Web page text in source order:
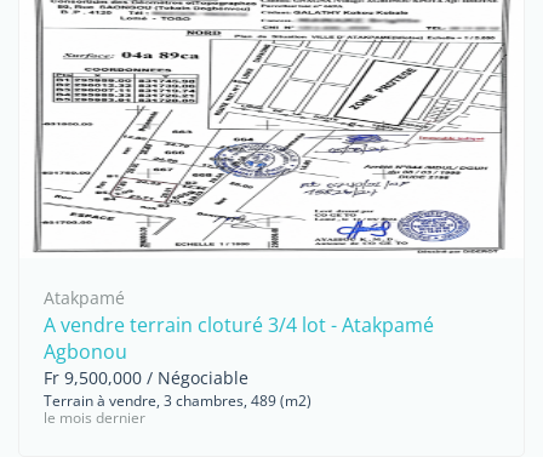
Atakpamé
A vendre terrain cloturé 3/4 lot - Atakpamé
Agbonou
Fr 9,500,000 / Négociable
Terrain à vendre, 3 chambres, 489 (m2)
le mois dernier